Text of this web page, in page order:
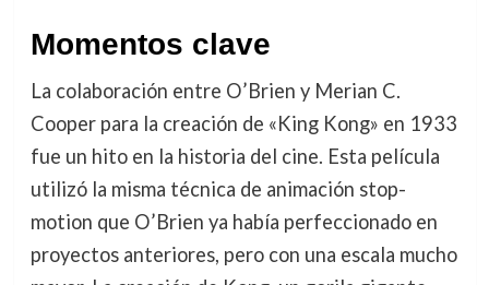
Momentos clave
La colaboración entre O’Brien y Merian C.
Cooper para la creación de «King Kong» en 1933
fue un hito en la historia del cine. Esta película
utilizó la misma técnica de animación stop-
motion que O’Brien ya había perfeccionado en
proyectos anteriores, pero con una escala mucho